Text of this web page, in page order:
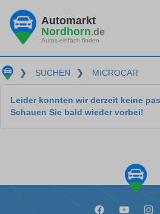
Automarkt
Nordhorn.de
Autos einfach finden
❯ SUCHEN ❯ MICROCAR
Leider konnten wir derzeit keine
Schauen Sie bald wieder vorbei!